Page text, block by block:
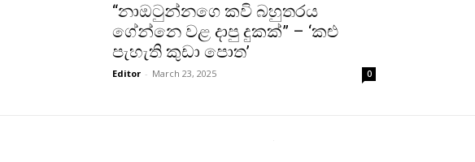
“නාඔටුන්නගෙ කවි බහුතරය
ගේන්නෙ වළ දාපු දුකක්” – ‘කළු
පැහැති කුඩා පොත’
Editor - March 23, 2025 0